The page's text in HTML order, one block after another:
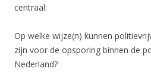
centraal:
Op welke wijze(n) kunnen
zijn voor de opsporing binnen de
Nederland?